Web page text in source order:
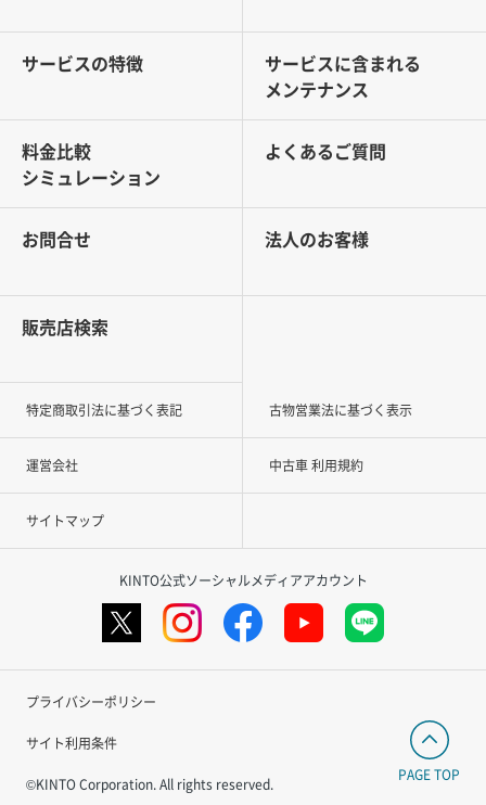
サービスの特徴
サービスに含まれる
メンテナンス
料金比較
シミュレーション
よくあるご質問
お問合せ 法人のお客様
販売店検索
特定商取引法に基づく表記 古物営業法に基づく表示
運営会社 中古車 利用規約
サイトマップ
KINTO公式ソーシャルメディアアカウント
プライバシーポリシー
サイト利用条件
©KINTO Corporation. All rights reserved.
PAGE TOP